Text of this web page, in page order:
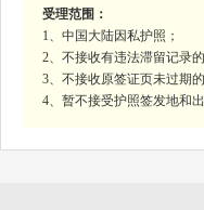
受理范围：
1、中国大陆因私护照；
2、不接收有违法滞留记录
3、不接收原签证页未过期
4、暂不接受护照签发地和